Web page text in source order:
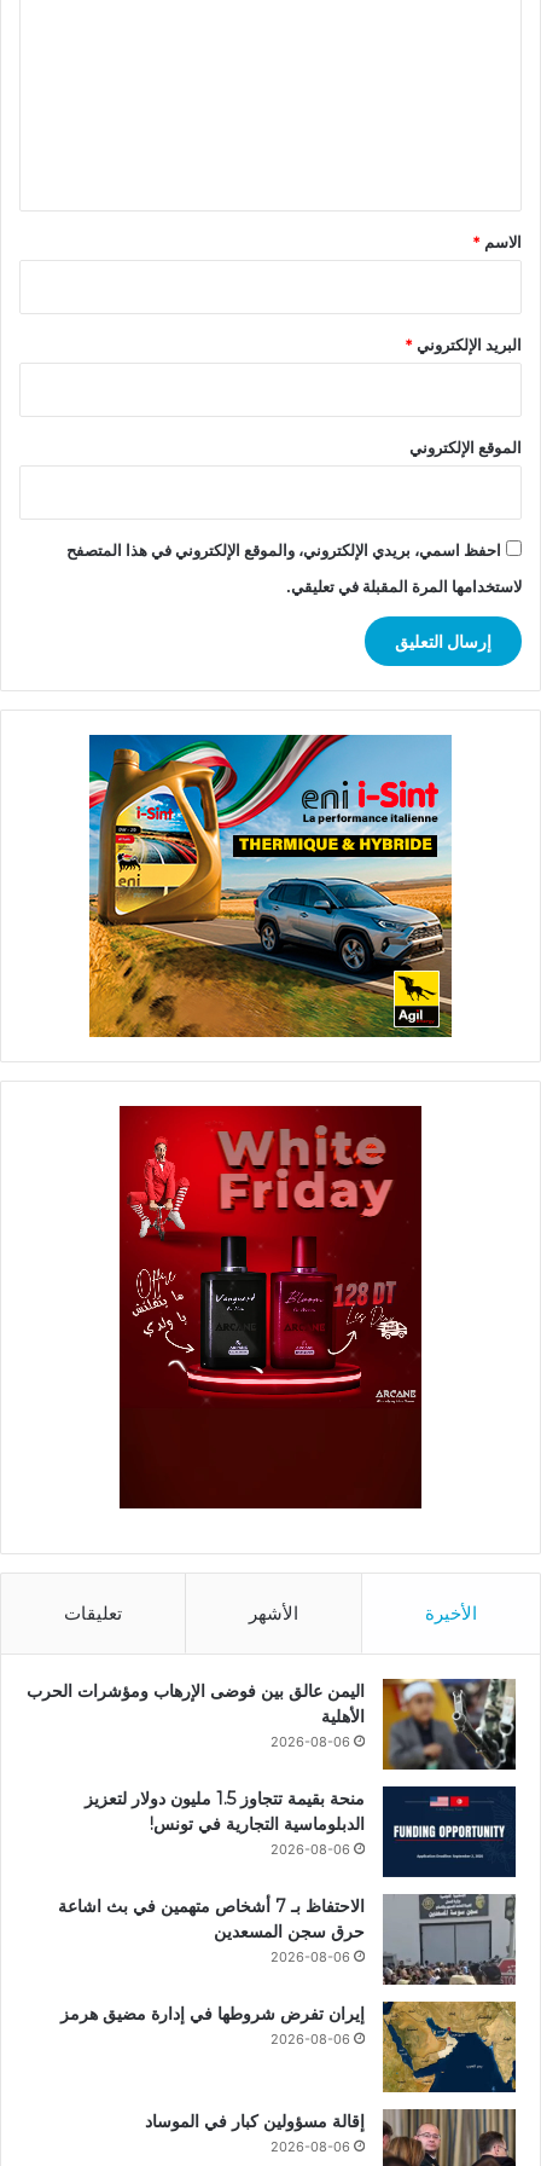
*
الاسم *
البريد الإلكتروني*
الموقع الإلكتروني
احفظ اسمي، بريدي الإلكتروني، والموقع الإلكتروني في هذا المتصفح
لاستخدامها المرة المقبلة في تعليقي.
الأخيرة الأشهر تعليقات
اليمن عالق بين فوضى الإرهاب ومؤشرات الحرب
الأهلية
2026-08-06
منحة بقيمة تتجاوز 1.5 مليون دولار لتعزيز
الدبلوماسية التجارية في تونس!
2026-08-06
الاحتفاظ بـ 7 أشخاص متهمين في بث اشاعة
حرق سجن المسعدين
2026-08-06
إيران تفرض شروطها في إدارة مضيق هرمز
2026-08-06
إقالة مسؤولين كبار في الموساد
2026-08-06